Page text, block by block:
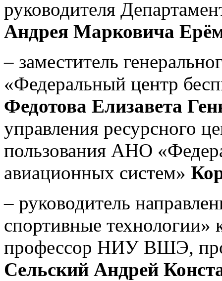
руководителя
Андрея Марковича
– заместитель
«Федеральный центр
Федотова Елизавета
управления ресурсного
пользования АНО
авиационных систем»
– руководитель
спортивные
профессор НИУ ВШЭ,
Сельский Андрей